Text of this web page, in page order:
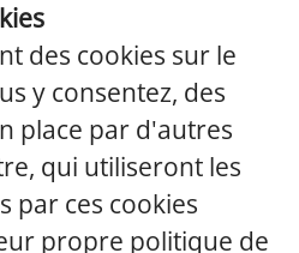
des cookies sur le
y consentez, des
place par d'autres
qui utiliseront les
par ces cookies
propre politique de